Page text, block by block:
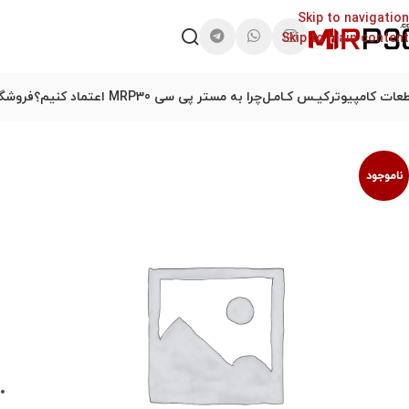
Skip to navigation
Skip to main content
کامپیوترکیـس کـامـلچرا به مستر پی سی MRP30 اعتماد کنیم؟
ناموجود